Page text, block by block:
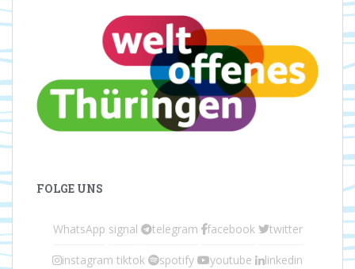
FOLGE UNS
WhatsApp signal telegram facebook twitter
instagram tiktok spotify youtube linkedin